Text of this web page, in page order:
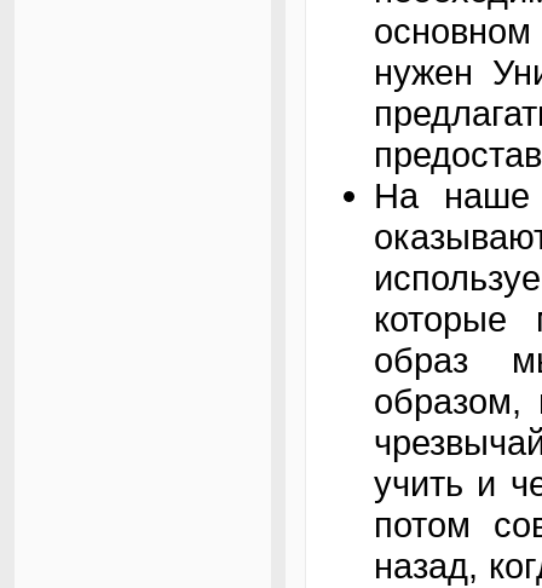
нужен
На наше
образ
образом,
учить и
потом
назад,